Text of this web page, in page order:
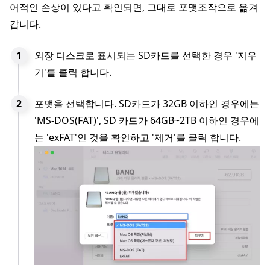
어적인 손상이 있다고 확인되면, 그대로 포맷조작으로 옮겨
갑니다.
외장 디스크로 표시되는 SD카드를 선택한 경우 '지우
기'를 클릭 합니다.
포맷을 선택합니다. SD카드가 32GB 이하인 경우에는
'MS-DOS(FAT)', SD 카드가 64GB~2TB 이하인 경우에
는 'exFAT'인 것을 확인하고 '제거'를 클릭 합니다.